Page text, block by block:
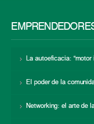
La autoeficacia:
El poder de la
Networking: el arte de